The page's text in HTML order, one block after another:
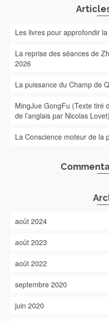
Les livres pour approfondir
La reprise des séances de
2026
La puissance du Champ de
MingJue GongFu (Texte tiré
de l’anglais par Nicolas Lovet)
La Conscience moteur de la
août 2024
août 2023
août 2022
septembre 2020
juin 2020